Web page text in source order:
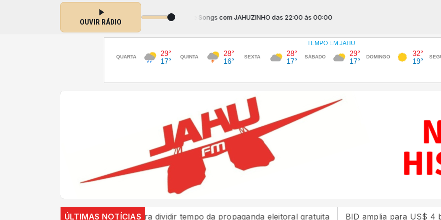
OUVIR RÁDIO
Love Songs com JAHUZINHO das 22:00 às 00:00
ÚLTIMAS NOTÍCIAS
TSE define regras para dividir tempo da propaganda eleitoral gratuita BID amplia para US$ 4